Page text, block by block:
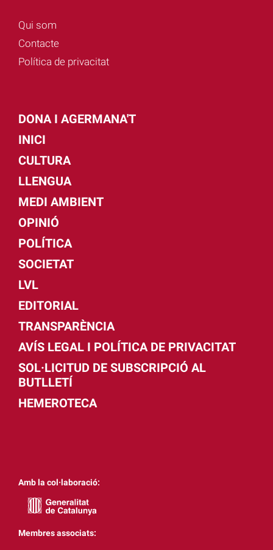
Qui som
Contacte
Política de privacitat
DONA I AGERMANA'T
INICI
CULTURA
LLENGUA
MEDI AMBIENT
OPINIÓ
POLÍTICA
SOCIETAT
LVL
EDITORIAL
TRANSPARÈNCIA
AVÍS LEGAL I POLÍTICA DE PRIVACITAT
SOL·LICITUD DE SUBSCRIPCIÓ AL
BUTLLETÍ
HEMEROTECA
Amb la col·laboració:
Membres associats: